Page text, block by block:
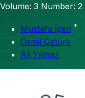
Volume: 3 Number: 2
Mustafa İçen *
Cemil Öztürk
Ali Yılmaz